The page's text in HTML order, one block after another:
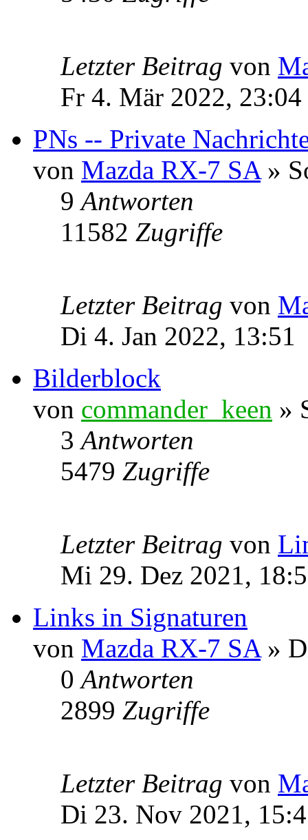
Letzter Beitrag von
Fr 4. Mär 2022, 23:04
PNs -- Private
von Mazda RX-7 SA»
9Antworten
11582 Zugriffe
Letzter Beitrag von
Di 4. Jan 2022, 13:51
Bilderblock
von commander_keen »
3Antworten
5479 Zugriffe
Letzter Beitrag von
Mi 29. Dez 2021,
Links in Signaturen
von Mazda RX-7 SA»
0Antworten
2899 Zugriffe
Letzter Beitrag von
Di 23. Nov 2021,